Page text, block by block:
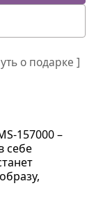
о подарке ]
157000 –
себе